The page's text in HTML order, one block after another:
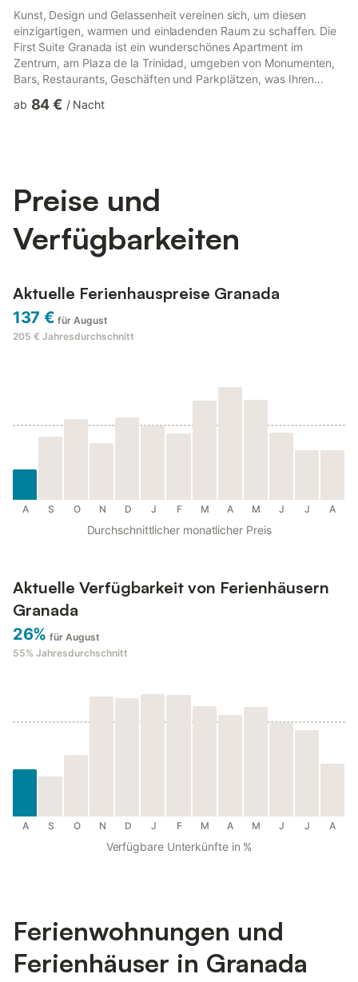
Kunst, Design und Gelassenheit vereinen sich, um diesen
einzigartigen, warmen und einladenden Raum zu schaffen. Die
First Suite Granada ist ein wunderschönes Apartment im
Zentrum, am Plaza de la Trinidad, umgeben von Monumenten,
Bars, Restaurants, Geschäften und Parkplätzen, was Ihren
Erlebnis macht. Das Apartment besteht aus einem Zimmer mit
ab 84 € / Nacht
Preise und
Verfügbarkeiten
Aktuelle Ferienhauspreise Granada
137 € für August
205 € Jahresdurchschnitt
A S O N D J F M A M J J A
Durchschnittlicher monatlicher Preis
Aktuelle Verfügbarkeit von Ferienhäusern
Granada
26% für August
55% Jahresdurchschnitt
A S O N D J F M A M J J A
Verfügbare Unterkünfte in %
Ferienwohnungen und
Ferienhäuser in Granada